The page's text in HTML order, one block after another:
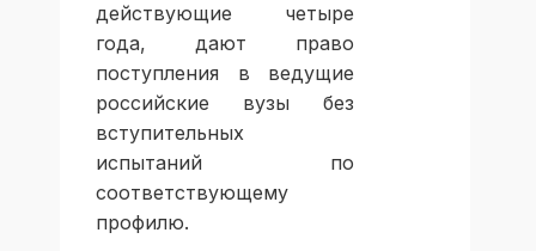
действующие четыре
года, дают право
поступления в ведущие
российские вузы без
вступительных
испытаний по
соответствующему
профилю.